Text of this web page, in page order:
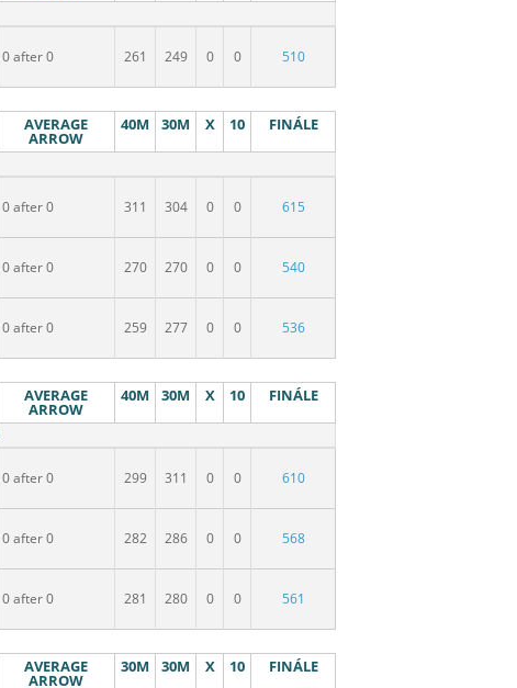
0 after 0 261 249 0 0 510
AVERAGE
ARROW
40M 30M X 10 FINÁLE
0 after 0 311 304 0 0 615
0 after 0 270 270 0 0 540
0 after 0 259 277 0 0 536
AVERAGE
ARROW
40M 30M X 10 FINÁLE
0 after 0 299 311 0 0 610
0 after 0 282 286 0 0 568
0 after 0 281 280 0 0 561
AVERAGE
ARROW
30M 30M X 10 FINÁLE